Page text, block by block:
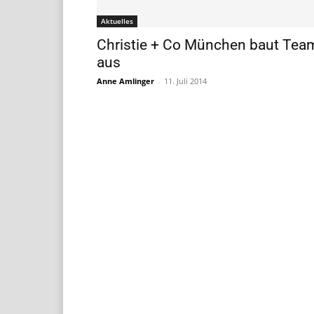
Aktuelles
Christie + Co München baut
aus
Anne Amlinger - 11. Juli 2014